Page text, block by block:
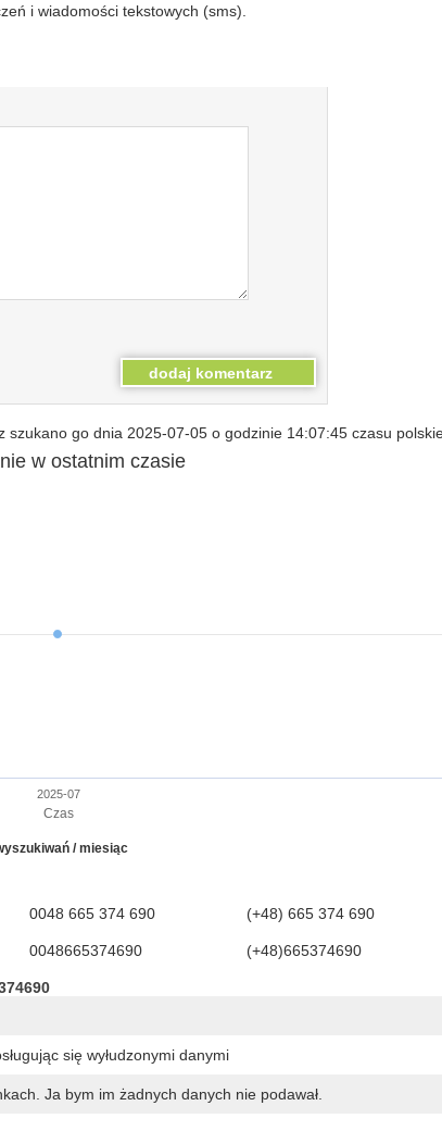
i wiadomości tekstowych (sms).
go dnia 2025-07-05 o godzinie 14:07:45 czasu
Czas
w ostatnim czasie
/ miesiąc
2025-07
0048 665 374 690 (+48) 665 374 690
0048665374690 (+48)665374690
się wyłudzonymi danymi
Ja bym im żadnych danych nie podawał.